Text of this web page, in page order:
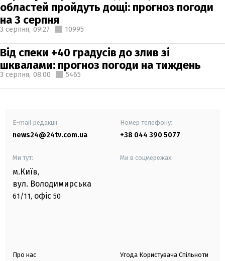
областей пройдуть дощі: прогноз погоди
на 3 серпня
3 серпня, 09:27 10995
Від спеки +40 градусів до злив зі
шквалами: прогноз погоди на тиждень
3 серпня, 08:00 5465
E-mail редакції
news24@24tv.com.ua
Номер телефону:
+38 044 390 5077
Ми тут:
м.Київ,
вул. Володимирська
61/11, офіс 50
Ми в соцмережах:
Про нас Угода Користувача Спільноти